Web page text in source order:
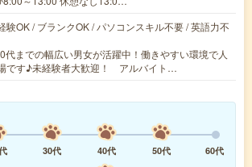
験OK / ブランクOK / パソコンスキル不要 / 英語力不
代までの幅広い男女が活躍中！働きやすい環境で人
です♪未経験者大歓迎！ アルバイト…
30代 40代 50代
60代